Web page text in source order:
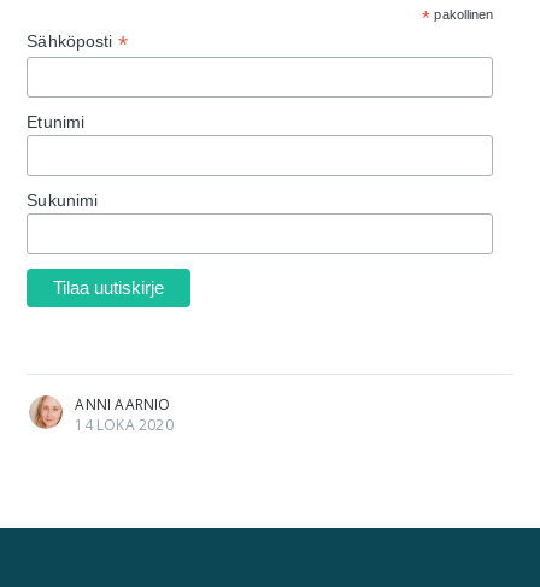
* pakollinen
Sähköposti *
Etunimi
Sukunimi
ANNI AARNIO
14 LOKA 2020